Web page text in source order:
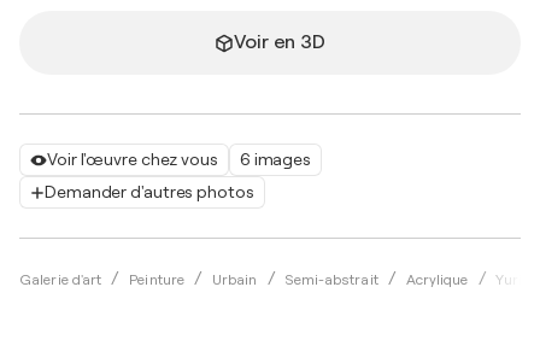
Voir l'œuvre chez vous
6 images
Demander d'autres photos
Galerie d'art Peinture Urbain Semi-abstrait Acrylique Yuriy
Voir en 3D